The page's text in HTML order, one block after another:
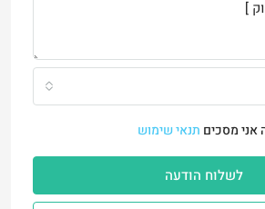
אני מסכים תנאי שימוש
לשלוח הודעה